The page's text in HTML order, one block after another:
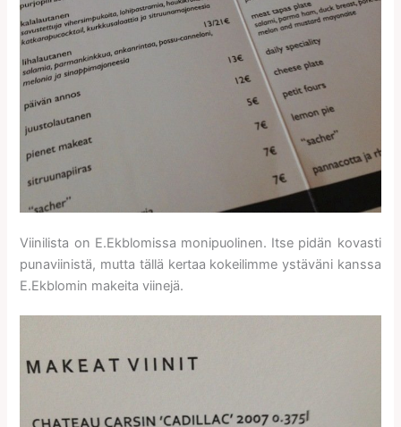
Viinilista on E.Ekblomissa monipuolinen. Itse pidän kovasti
punaviinistä, mutta tällä kertaa kokeilimme ystäväni kanssa
E.Ekblomin makeita viinejä.